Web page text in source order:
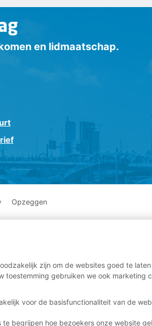
en lidmaatschap.
Opzeggen
zijn om de websites goed te
toestemming gebruiken we ook marketing
voor de basisfunctionaliteit van de
te begrijpen hoe bezoekers onze website